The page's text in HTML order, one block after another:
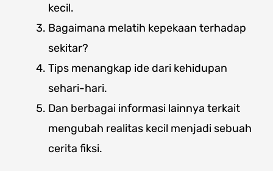
kecil.
Bagaimana melatih kepekaan terhadap
sekitar?
Tips menangkap ide dari kehidupan
sehari-hari.
Dan berbagai informasi lainnya terkait
mengubah realitas kecil menjadi sebuah
cerita fiksi.